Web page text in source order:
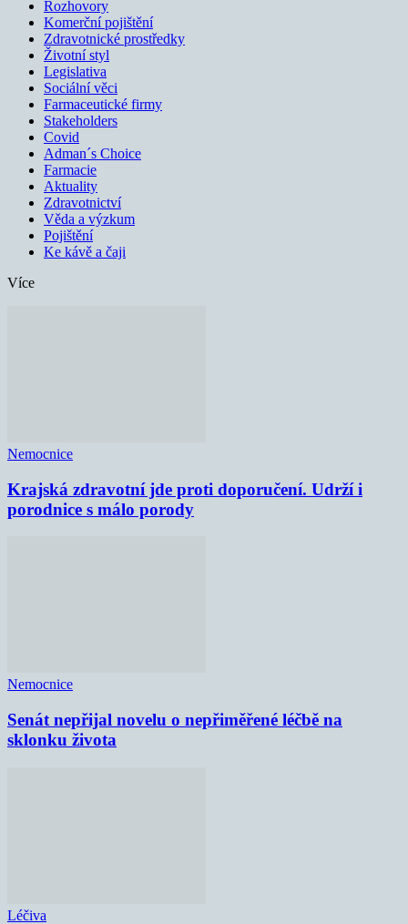
Rozhovory
Komerční pojištění
Zdravotnické prostředky
Životní styl
Legislativa
Sociální věci
Farmaceutické firmy
Stakeholders
Covid
Adman´s Choice
Farmacie
Aktuality
Zdravotnictví
Věda a výzkum
Pojištění
Ke kávě a čaji
Více
Nemocnice
Krajská zdravotní jde proti doporučení. Udrží i
porodnice s málo porody
Nemocnice
Senát nepřijal novelu o nepřiměřené léčbě na
sklonku života
Léčiva